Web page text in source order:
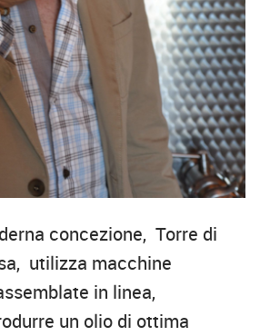
concezione, Torre di
utilizza macchine
in linea,
un olio di ottima